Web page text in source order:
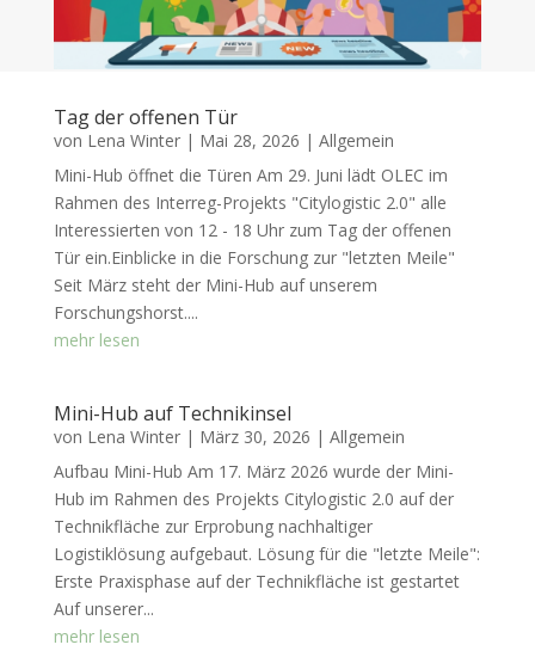
Tag der offenen Tür
von Lena Winter| Mai 28, 2026 | Allgemein
Mini-Hub öffnet die Türen Am 29. Juni lädt OLEC im
Rahmen des Interreg-Projekts "Citylogistic 2.0" alle
Interessierten von 12 - 18 Uhr zum Tag der offenen
Tür ein.Einblicke in die Forschung zur "letzten Meile"
Seit März steht der Mini-Hub auf unserem
Forschungshorst....
mehr lesen
Mini-Hub auf Technikinsel
von Lena Winter| März 30, 2026 | Allgemein
Aufbau Mini-Hub Am 17. März 2026 wurde der Mini-
Hub im Rahmen des Projekts Citylogistic 2.0 auf der
Technikfläche zur Erprobung nachhaltiger
Logistiklösung aufgebaut. Lösung für die "letzte Meile":
Erste Praxisphase auf der Technikfläche ist gestartet
Auf unserer...
mehr lesen